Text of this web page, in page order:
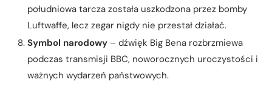
południowa tarcza została uszkodzona przez bomby
Luftwaffe, lecz zegar nigdy nie przestał działać.
Symbol narodowy – dźwięk Big Bena rozbrzmiewa
podczas transmisji BBC, noworocznych uroczystości i
ważnych wydarzeń państwowych.